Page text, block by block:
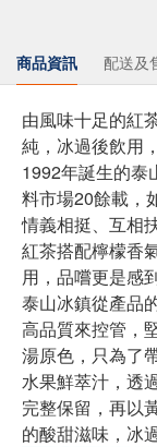
商品資訊 配送及
由風味十足的紅
純，冰過後飲用
1992年誕生的泰
料市場20餘載，
情義相挺、互相
紅茶搭配檸檬香
用，品嚐更是感
泰山冰鎮從產品
高品質來控管，
湯原色，只為了
水果鮮萃汁，透
完整保留，再以
的酸甜滋味，冰